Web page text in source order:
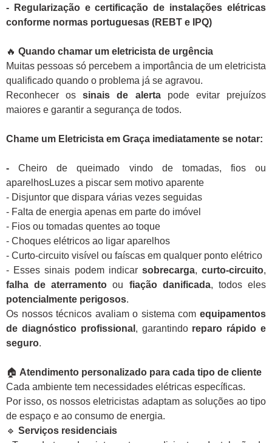
- Regularização e certificação de instalações elétricas
conforme normas portuguesas (REBT e IPQ)
🔥 Quando chamar um eletricista de urgência
Muitas pessoas só percebem a importância de um eletricista
qualificado quando o problema já se agravou.
Reconhecer ossinais de alertapode evitar prejuízos
maiores e garantir a segurança de todos.
Chame um Eletricista em Graça imediatamente se notar:
-Cheiro de queimado vindo de tomadas, fios ou
aparelhosLuzes a piscar sem motivo aparente
- Disjuntor que dispara várias vezes seguidas
- Falta de energia apenas em parte do imóvel
- Fios ou tomadas quentes ao toque
- Choques elétricos ao ligar aparelhos
- Curto-circuito visível ou faíscas em qualquer ponto elétrico
- Esses sinais podem indicar sobrecarga,curto-circuito,
falha de aterramento ou fiação danificada, todos eles
potencialmente perigosos.
Os nossos técnicos avaliam o sistema com equipamentos
de diagnóstico profissional , garantindo reparo rápido e
seguro.
🏠 Atendimento personalizado para cada tipo de cliente
Cada ambiente tem necessidades elétricas específicas.
Por isso, os nossos eletricistas adaptam as soluções ao tipo
de espaço e ao consumo de energia.
🔹 Serviços residenciais